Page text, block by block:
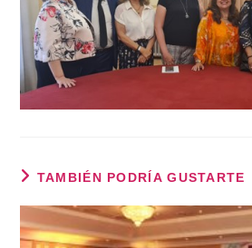
TAMBIÉN PODRÍA GUSTARTE